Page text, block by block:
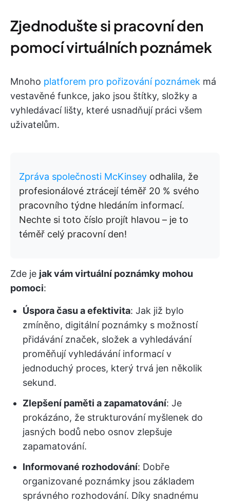
Zjednodušte si pracovní den
pomocí virtuálních poznámek
Mnoho platforem pro pořizování poznámek má
vestavěné funkce, jako jsou štítky, složky a
vyhledávací lišty, které usnadňují práci všem
uživatelům.
Zpráva společnosti McKinsey odhalila, že
profesionálové ztrácejí téměř 20 % svého
pracovního týdne hledáním informací.
Nechte si toto číslo projít hlavou – je to
téměř celý pracovní den!
Zde je jak vám virtuální poznámky mohou
pomoci:
Úspora času a efektivita: Jak již bylo
zmíněno, digitální poznámky s možností
přidávání značek, složek a vyhledávání
proměňují vyhledávání informací v
jednoduchý proces, který trvá jen několik
sekund.
Zlepšení paměti a zapamatování: Je
prokázáno, že strukturování myšlenek do
jasných bodů nebo osnov zlepšuje
zapamatování.
Informované rozhodování: Dobře
organizované poznámky jsou základem
správného rozhodování. Díky snadnému